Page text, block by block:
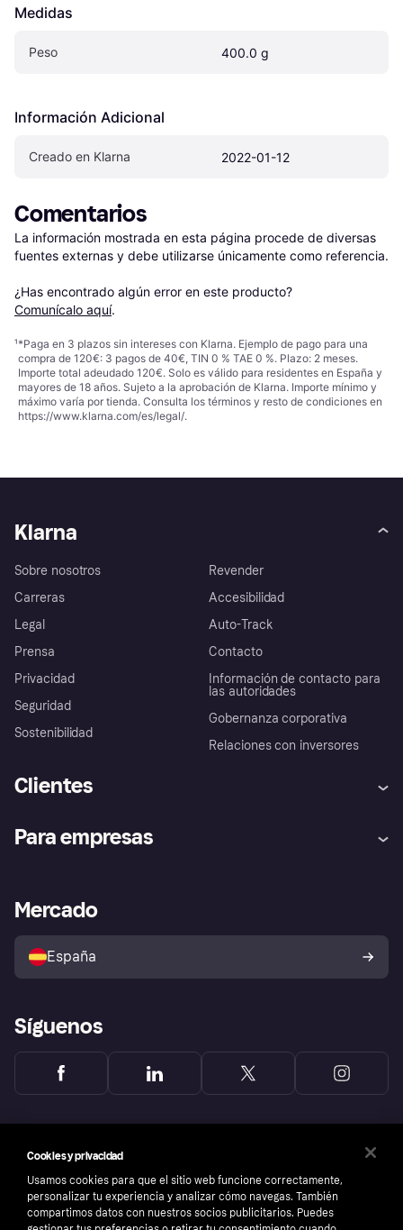
Medidas
Peso 400.0 g
Información Adicional
Creado en Klarna 2022-01-12
Comentarios
La información mostrada en esta página procede de diversas
fuentes externas y debe utilizarse únicamente como referencia.
¿Has encontrado algún error en este producto?
Comunícalo aquí.
¹*Paga en 3 plazos sin intereses con Klarna. Ejemplo de pago para una
compra de 120€: 3 pagos de 40€, TIN 0 % TAE 0 %. Plazo: 2 meses.
Importe total adeudado 120€. Solo es válido para residentes en España y
mayores de 18 años. Sujeto a la aprobación de Klarna. Importe mínimo y
máximo varía por tienda. Consulta los términos y resto de condiciones en
https://www.klarna.com/es/legal/.
Klarna
Sobre nosotros
Carreras
Legal
Prensa
Privacidad
Seguridad
Sostenibilidad
Revender
Accesibilidad
Auto-Track
Contacto
Información de contacto para
las autoridades
Gobernanza corporativa
Relaciones con inversores
Clientes
Inicio de sesión
Directorio de tiendas
Política de protección al
comprador de Klarna
Reclamaciones
Para empresas
Acceso empresas
Mercado
España
Síguenos
Cookies y privacidad
Usamos cookies para que el sitio web funcione correctamente,
personalizar tu experiencia y analizar cómo navegas. También
compartimos datos con nuestros socios publicitarios. Puedes